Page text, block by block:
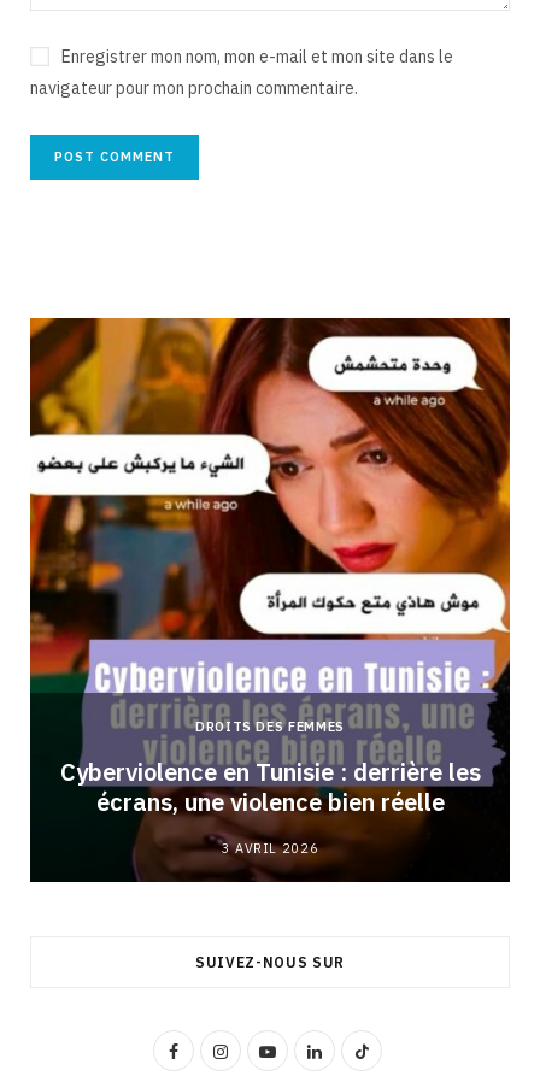
Enregistrer mon nom, mon e-mail et mon site dans le
navigateur pour mon prochain commentaire.
DROITS DES FEMMES
Cyberviolence en Tunisie : derrière les
écrans, une violence bien réelle
3 AVRIL 2026
SUIVEZ-NOUS SUR
F
I
Y
L
T